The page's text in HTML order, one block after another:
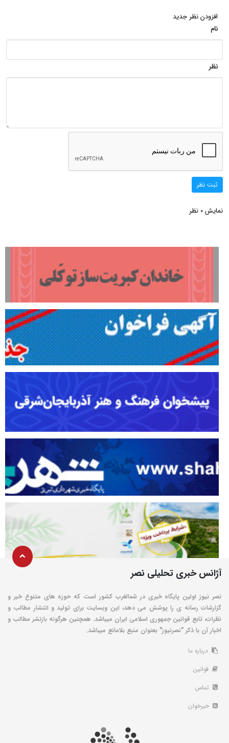
افزودن نظر جدید
نام
نظر
ثبت نظر
نمایش 0 نظر
آژانس خبری تحلیلی نصر
نصر نیوز اولین پایگاه خبری در شمالغرب کشور است که حوزه های متنوع خبر و
گزارشات رسانه ی را پوشش می دهد، این وبسایت برای تولید و انتشار مطالب و
نظرات، تابع قوانین جمهوری اسلامی ایران میباشد. همچنین هرگونه بازنشر مطالب و
اخبار آن با ذکر "نصرنیوز" بعنوان منبع بلامانع میباشد.
درباره ما
قوانین
تماس
خبرخوان